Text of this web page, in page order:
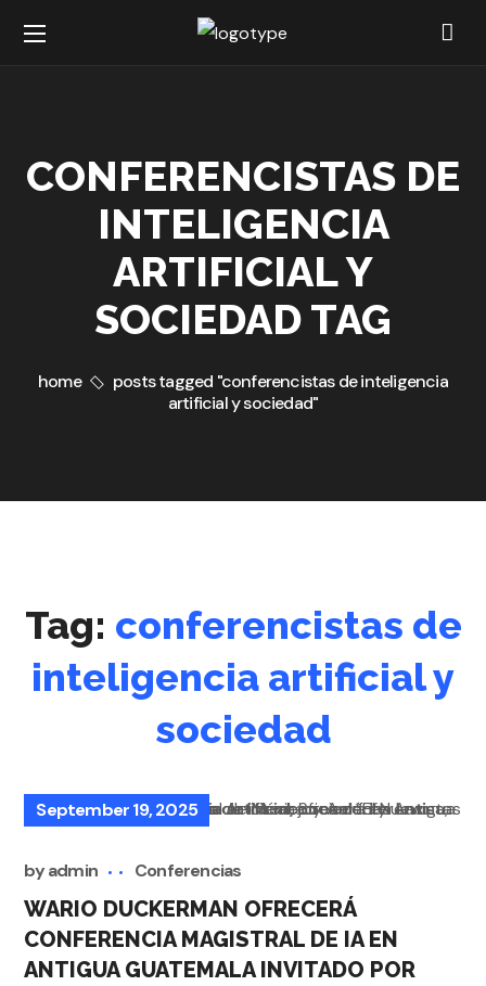
CONFERENCISTAS DE
INTELIGENCIA
ARTIFICIAL Y
SOCIEDAD TAG
home
posts tagged "conferencistas de inteligencia
artificial y sociedad"
Tag: conferencistas de
inteligencia artificial y
sociedad
September 19, 2025
byadmin Conferencias
WARIO DUCKERMAN OFRECERÁ
CONFERENCIA MAGISTRAL DE IA EN
ANTIGUA GUATEMALA INVITADO POR